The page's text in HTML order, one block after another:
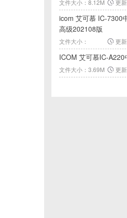
更
文件大小：8.12M
icom 艾可慕 IC-7300
高级202108版
更
文件大小：
25.36M
ICOM 艾可慕IC-A220
更
文件大小：3.69M